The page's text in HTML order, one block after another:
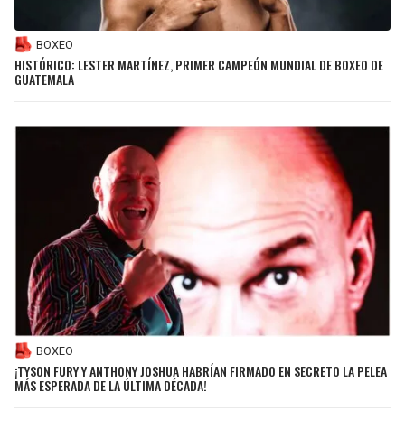
BOXEO
HISTÓRICO: LESTER MARTÍNEZ, PRIMER CAMPEÓN MUNDIAL DE BOXEO DE
GUATEMALA
BOXEO
¡TYSON FURY Y ANTHONY JOSHUA HABRÍAN FIRMADO EN SECRETO LA PELEA
MÁS ESPERADA DE LA ÚLTIMA DÉCADA!